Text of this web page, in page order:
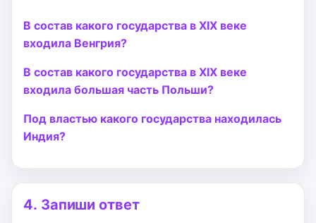
В состав какого государства в XIX веке
входила Венгрия?
В состав какого государства в XIX веке
входила большая часть Польши?
Под властью какого государства находилась
Индия?
4. Запиши ответ